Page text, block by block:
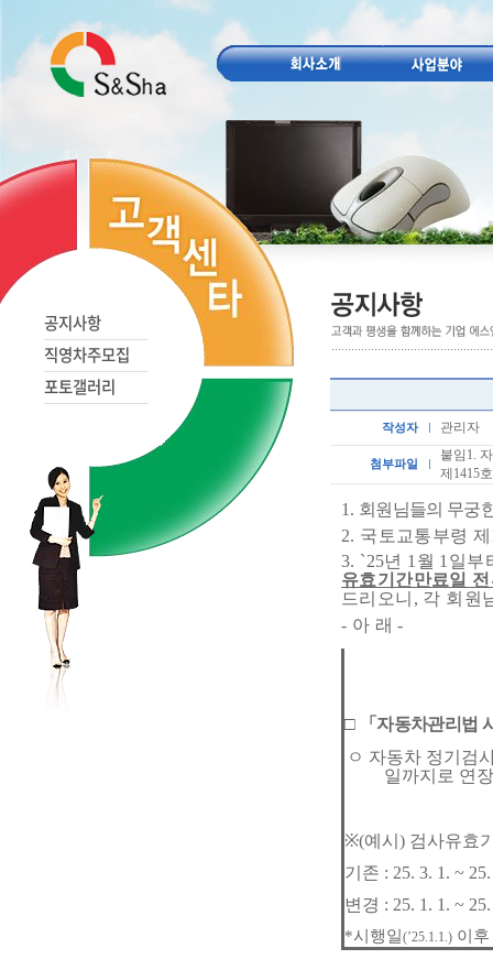
공지사항
직영차주모집
포토갤러리
작성자 관리자
첨부파일
붙임1.
제1415
1. 회원님들의 무궁
2. 국토교통부령 제
3. `25년 1 월 1 일부
유효기간만료일
드리오니 , 각 회원
- 아 래-
□ 「 자동차관리법
ㅇ 자동차 정기검
일까지로 연장
※(예시 ) 검사유효
기존 : 25. 3. 1. ~
변경 : 25. 1. 1. ~
*시행일(’25.1.1.) 이